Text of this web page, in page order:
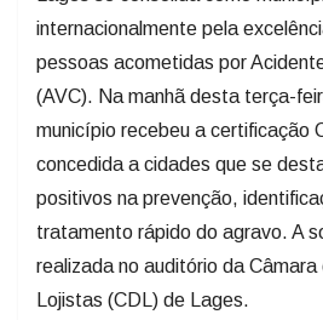
pessoas acometidas por
(AVC). Na manhã desta terça-
município recebeu a certificação
concedida a cidades que se
positivos na prevenção,
tratamento rápido do agravo. A
realizada no auditório da Câmara
Lojistas (CDL) de Lages.